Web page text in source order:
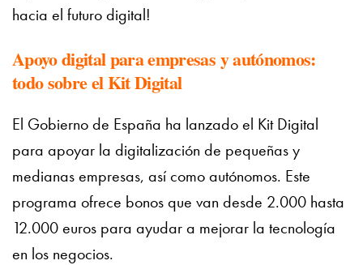
hacia el futuro digital!
Apoyo digital para empresas y autónomos:
todo sobre el Kit Digital
El Gobierno de España ha lanzado el Kit Digital
para apoyar la digitalización de pequeñas y
medianas empresas, así como autónomos. Este
programa ofrece bonos que van desde 2.000 hasta
12.000 euros para ayudar a mejorar la tecnología
en los negocios.